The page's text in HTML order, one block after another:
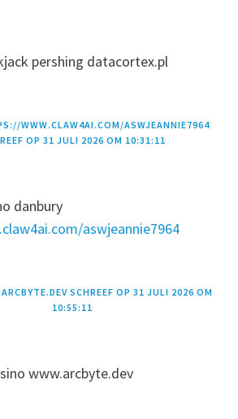
pershing datacortex.pl
WWW.CLAW4AI.COM/ASWJEANNIE7964
OP 31 JULI 2026 OM 10:31:11
danbury
aswjeannie7964
SCHREEF OP 31 JULI 2026 OM
10:55:11
www.arcbyte.dev